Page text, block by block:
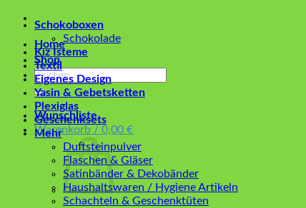
Home
Shop
Suchen
nach:
Wunschliste
Warenkorb / 0,00 €
Schokoboxen
Schokolade
Kız İsteme
Textil
Eigenes Design
Yasin & Gebetsketten
Plexiglas
Geschenksets
Mehr
Duftsteinpulver
Flaschen & Gläser
Satinbänder & Dekobänder
Haushaltswaren / Hygiene Artikeln
Schachteln & Geschenktüten